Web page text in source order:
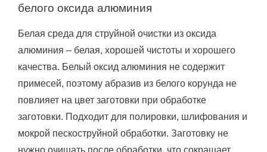
белого оксида алюминия
Белая среда для струйной очистки из оксида
алюминия – белая, хорошей чистоты и хорошего
качества. Белый оксид алюминия не содержит
примесей, поэтому абразив из белого корунда не
повлияет на цвет заготовки при обработке
заготовки. Подходит для полировки, шлифования и
мокрой пескоструйной обработки. Заготовку не